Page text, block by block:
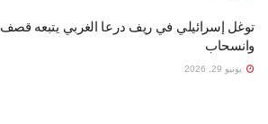
توغل إسرائيلي في ريف درعا الغربي يتبعه قصف
وانسحاب
يونيو 29, 2026